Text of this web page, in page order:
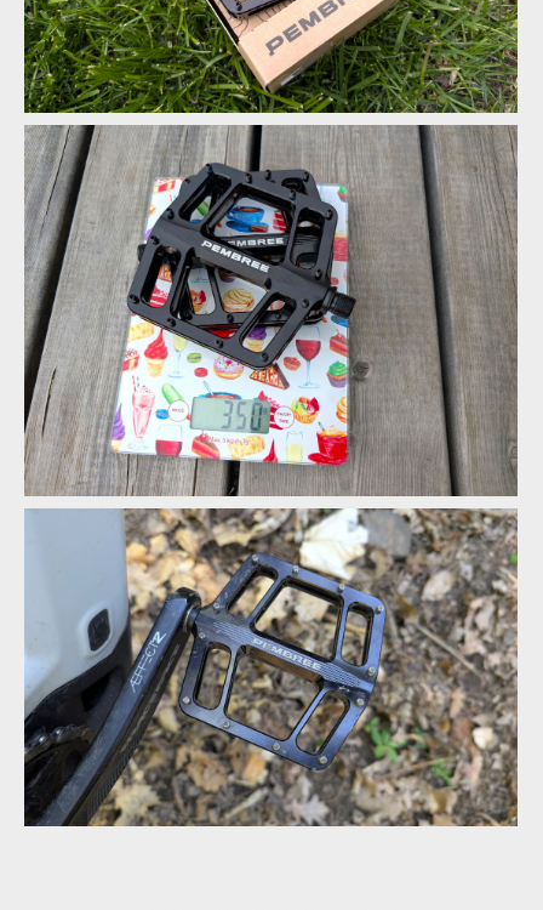
Pembree D3A Large - britská preciznost s nekompromisním
gripem
Pembree D3A Large - britská preciznost s nekompromisním
gripem
Pembree D3A Large - britská preciznost s nekompromisním
gripem
Pembree D3A Large - britská preciznost s nekompromisním
Pembree D3A Large - britská preciznost s nekompromisním
gripem
Pembree D3A Large - britská preciznost s nekompromisním
Pembree D3A Large - britská preciznost s nekompromisním
gripem
Pembree D3A Large - britská preciznost s nekompromisním
gripem